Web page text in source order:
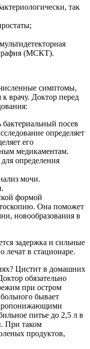
так
(МСКТ).
симптомы,
к врачу. Доктор перед
бактериальный посев
определяет
его
медикаментам.
определения
мочи.
формой
Она поможет
новообразования в
задержка и сильные
лечат в стационаре.
Цистит в домашних
обязательно
при остром
бывает
питье до 2,5 л в
При таком
продуктов,